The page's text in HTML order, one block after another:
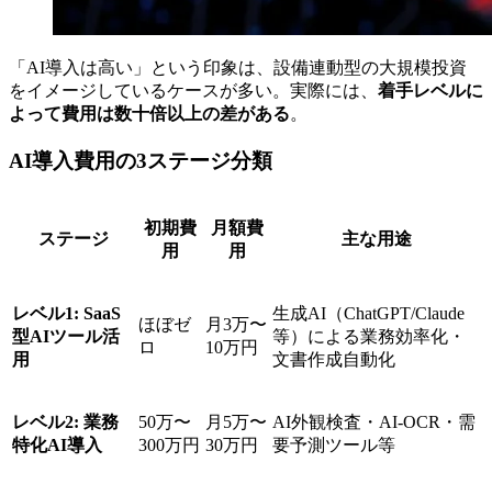
「AI導入は高い」という印象は、設備連動型の大規模投資
をイメージしているケースが多い。実際には、 着手レベルに
よって費用は数十倍以上の差がある。
AI導入費用の3ステージ分類
ステージ
初期費
用
月額費
用
主な用途
レベル1: SaaS
型AIツール活
用
ほぼゼ
ロ
月3万〜
10万円
生成AI（ChatGPT/Claude
等）による業務効率化・
文書作成自動化
レベル2: 業務
特化AI導入
50万〜
300万円
月5万〜
30万円
AI外観検査・AI-OCR・需
要予測ツール等